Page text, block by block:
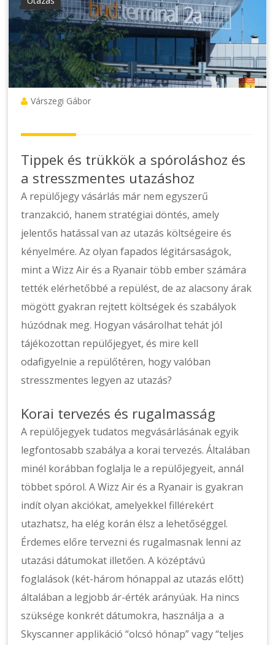
Várszegi Gábor
Tippek és trükkök a spóroláshoz és
a stresszmentes utazáshoz
A repülőjegy vásárlás már nem egyszerű
tranzakció, hanem stratégiai döntés, amely
jelentős hatással van az utazás költségeire és
kényelmére. Az olyan fapados légitársaságok,
mint a Wizz Air és a Ryanair több ember számára
tették elérhetőbbé a repülést, de az alacsony árak
mögött gyakran rejtett költségek és szabályok
húzódnak meg. Hogyan vásárolhat tehát jól
tájékozottan repülőjegyet, és mire kell
odafigyelnie a repülőtéren, hogy valóban
stresszmentes legyen az utazás?
Korai tervezés és rugalmasság
A repülőjegyek tudatos megvásárlásának egyik
legfontosabb szabálya a korai tervezés. Általában
minél korábban foglalja le a repülőjegyeit, annál
többet spórol. A Wizz Air és a Ryanair is gyakran
indít olyan akciókat, amelyekkel fillérekért
utazhatsz, ha elég korán élsz a lehetőséggel.
Érdemes előre tervezni és rugalmasnak lenni az
utazási dátumokat illetően. A középtávú
foglalások (két-három hónappal az utazás előtt)
általában a legjobb ár-érték arányúak. Ha nincs
szüksége konkrét dátumokra, használja a a
Skyscanner applikáció “olcsó hónap” vagy “teljes